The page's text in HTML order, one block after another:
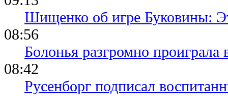
Шищенко об игре Буковины:
08:56
Болонья разгромно
08:42
Русенборг подписал